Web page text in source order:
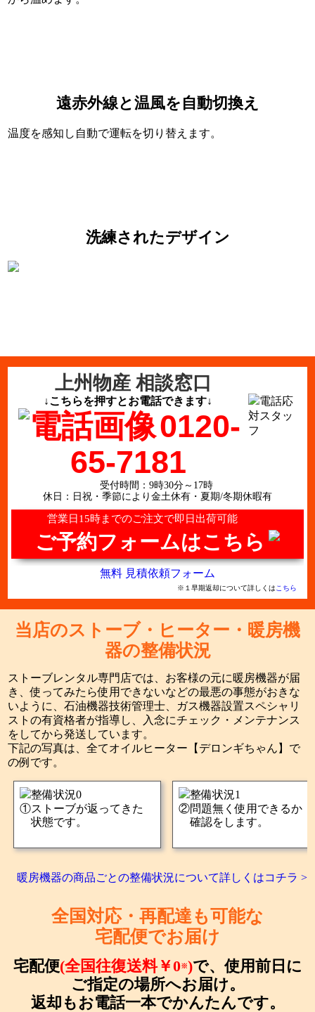
遠赤外線と温風を自動切換え
温度を感知し自動で運転を切り替えます。
洗練されたデザイン
上州物産 相談窓口
営業日15時までのご注文で即日出荷可能
ご予約フォームはこちら
↓こちらを押すとお電話できます↓
0120-
65-7181
受付時間：9時30分～17時
休日：日祝・季節により金土休有・夏期/冬期休暇有
無料 見積依頼フォーム
※１早期返却について詳しくは こちら
当店のストーブ・ヒーター・暖房機
器の整備状況
ストーブレンタル専門店では、お客様の元に暖房機器が届
き、使ってみたら使用できないなどの最悪の事態がおきな
いように、石油機器技術管理士、ガス機器設置スペシャリ
ストの有資格者が指導し、入念にチェック・メンテナンス
をしてから発送しています。
下記の写真は、全てオイルヒーター【デロンギちゃん】で
の例です。
ストーブが返ってきた
状態です。
問題無く使用できるか
確認をします。
暖房機器の商品ごとの整備状況について詳しくはコチラ >
全国対応・再配達も可能な
宅配便でお届け
宅配便(全国往復送料￥0※)で、使用前日に
ご指定の場所へお届け。
返却もお電話一本でかんたんです。